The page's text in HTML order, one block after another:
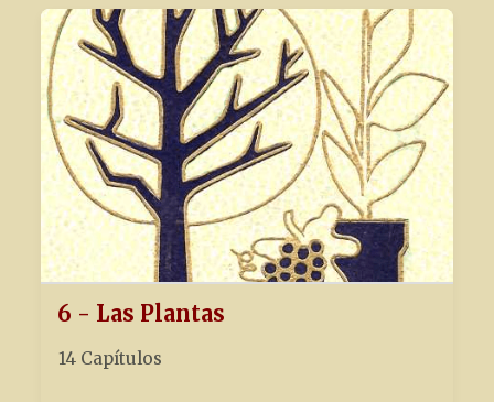
6 - Las Plantas
14 Capítulos